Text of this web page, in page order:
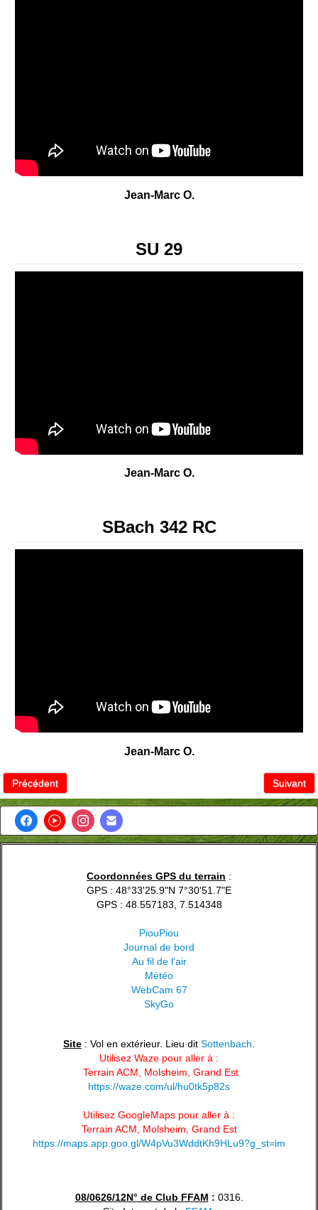
Jean-Marc O.
SU 29
Jean-Marc O.
SBach 342 RC
Jean-Marc O.
Précédent Suivant
Coordonnées GPS du terrain :
GPS : 48°33'25.9"N 7°30'51.7"E
GPS : 48.557183, 7.514348
PiouPiou
Journal de bord
Au fil de l'air
Météo
WebCam 67
SkyGo
Site : Vol en extérieur. Lieu dit Sottenbach
Utilisez Waze pour aller à :
Terrain ACM, Molsheim, Grand Est
https://waze.com/ul/hu0tk5p82s
Utilisez GoogleMaps pour aller à :
Terrain ACM, Molsheim, Grand Est
https://maps.app.goo.gl/W4pVu3WddtKh9HLu9?g_st=im
08/0626/12N° de Club FFAM : 0316.